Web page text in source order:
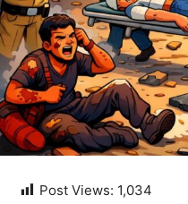
Post Views: 1,034